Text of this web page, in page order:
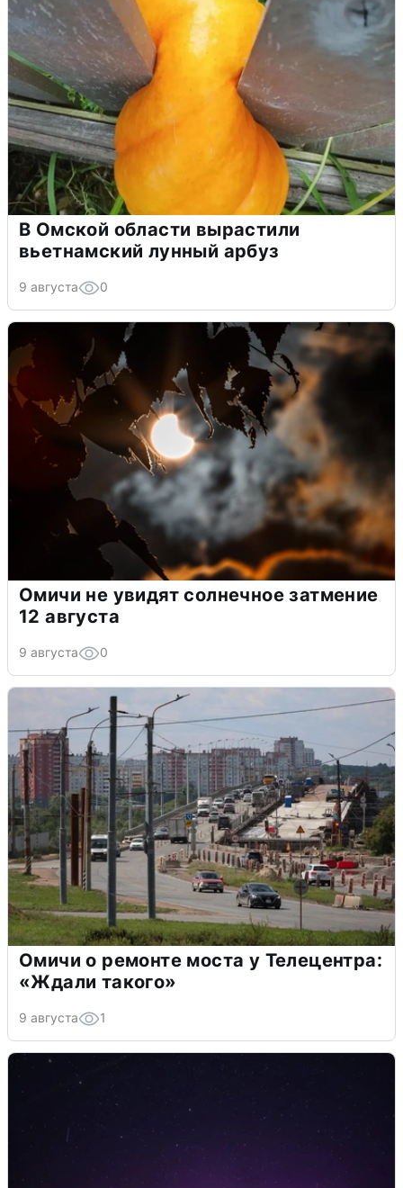
В Омской области вырастили
вьетнамский лунный арбуз
9 августа 0
Омичи не увидят солнечное затмение
12 августа
9 августа 0
Омичи о ремонте моста у Телецентра:
«Ждали такого»
9 августа 1